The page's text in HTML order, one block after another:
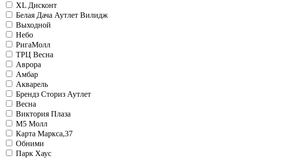
XL Дисконт
Белая Дача Аутлет Вилидж
Выходной
Небо
РигаМолл
ТРЦ Весна
Аврора
Амбар
Акварель
Брендз Сториз Аутлет
Весна
Виктория Плаза
М5 Молл
Карта Маркса,37
Обними
Парк Хаус